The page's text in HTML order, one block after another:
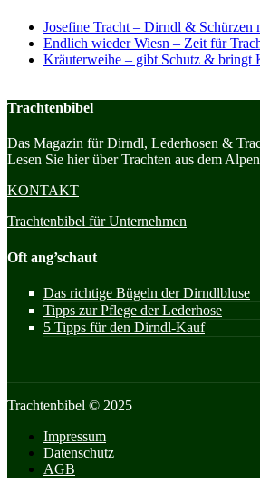
Josefine Tracht – Dirndl & Schürzen
Endlich wieder Wiesn – Zeit für
Kräuterweihe – gibt Schutz & bringt
Trachtenbibel
Das Magazin für Dirndl, Lederhosen &
Lesen Sie hier über Trachten aus dem
KONTAKT
Trachtenbibel für Unternehmen
Oft ang’schaut
Das richtige Bügeln der Dirndlbluse
Tipps zur Pflege der Lederhose
5 Tipps für den Dirndl-Kauf
Trachtenbibel © 2025
Impressum
Datenschutz
AGB